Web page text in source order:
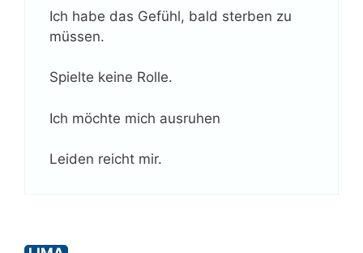
Ich habe das Gefühl, bald sterben zu
müssen.
Spielte keine Rolle.
Ich möchte mich ausruhen
Leiden reicht mir.